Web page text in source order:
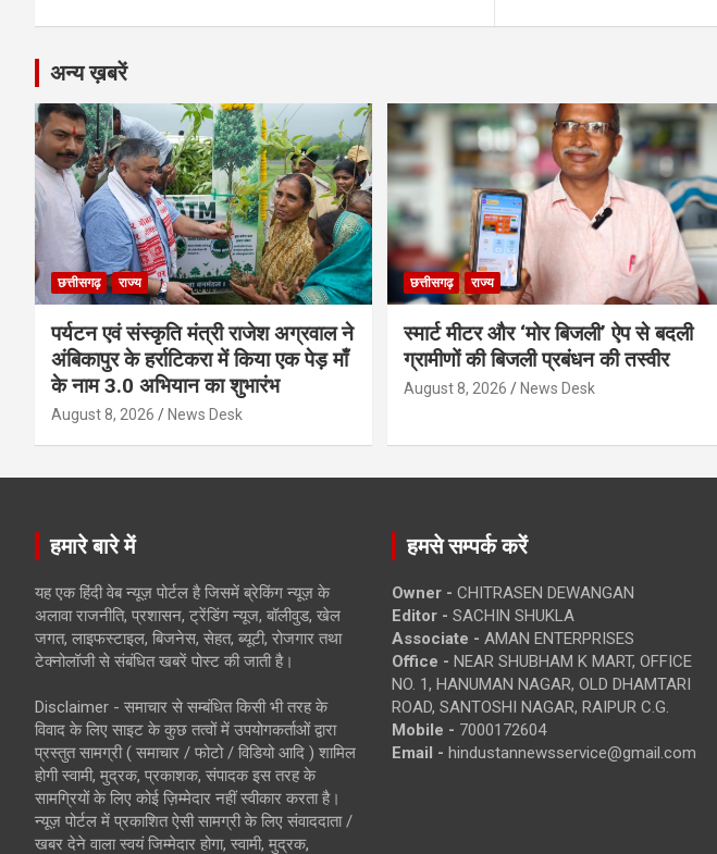
अन्य ख़बरें
छत्तीसगढ़ राज्य
पर्यटन एवं संस्कृति मंत्री राजेश अग्रवाल ने
अंबिकापुर के हर्राटिकरा में किया एक पेड़ माँ
के नाम 3.0 अभियान का शुभारंभ
August 8, 2026 News Desk
छत्तीसगढ़ राज्य
स्मार्ट मीटर और ‘मोर बिजली’ ऐप से बदली
ग्रामीणों की बिजली प्रबंधन की तस्वीर
August 8, 2026 News Desk
हमारे बारे में
यह एक हिंदी वेब न्यूज़ पोर्टल है जिसमें ब्रेकिंग न्यूज़ के
अलावा राजनीति, प्रशासन, ट्रेंडिंग न्यूज, बॉलीवुड, खेल
जगत, लाइफस्टाइल, बिजनेस, सेहत, ब्यूटी, रोजगार तथा
टेक्नोलॉजी से संबंधित खबरें पोस्ट की जाती है।
Disclaimer - समाचार से सम्बंधित किसी भी तरह के
विवाद के लिए साइट के कुछ तत्वों में उपयोगकर्ताओं द्वारा
प्रस्तुत सामग्री ( समाचार / फोटो / विडियो आदि ) शामिल
होगी स्वामी, मुद्रक, प्रकाशक, संपादक इस तरह के
सामग्रियों के लिए कोई ज़िम्मेदार नहीं स्वीकार करता है।
न्यूज़ पोर्टल में प्रकाशित ऐसी सामग्री के लिए संवाददाता /
खबर देने वाला स्वयं जिम्मेदार होगा, स्वामी, मुद्रक,
हमसे सम्पर्क करें
Owner - CHITRASEN DEWANGAN
Editor - SACHIN SHUKLA
Associate - AMAN ENTERPRISES
Office - NEAR SHUBHAM K MART, OFFICE
NO. 1, HANUMAN NAGAR, OLD DHAMTARI
ROAD, SANTOSHI NAGAR, RAIPUR C.G.
Mobile - 7000172604
Email - hindustannewsservice@gmail.com